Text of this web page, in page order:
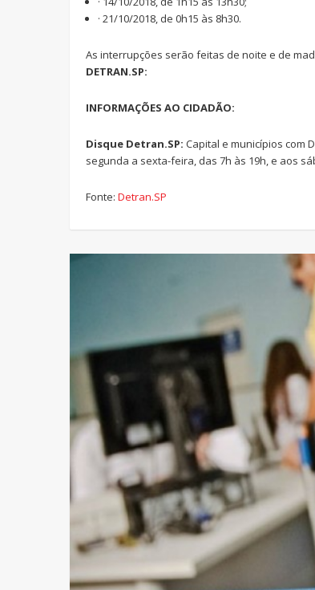
· 21/10/2018, de 0h15 às 8h30.
As interrupções serão feitas de noite e de
DETRAN.SP:
INFORMAÇÕES AO CIDADÃO:
Disque Detran.SP: Capital e municípios com
segunda a sexta-feira, das 7h às 19h, e aos
Fonte:Detran.SP